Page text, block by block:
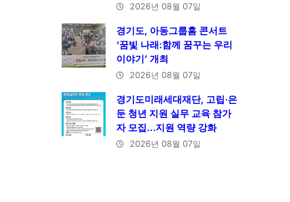
2026년 08월 07일
경기도, 아동그룹홈 콘서트
‘꿈빛 나래:함께 꿈꾸는 우리
이야기’ 개최
2026년 08월 07일
경기도미래세대재단, 고립·은
둔 청년 지원 실무 교육 참가
자 모집…지원 역량 강화
2026년 08월 07일